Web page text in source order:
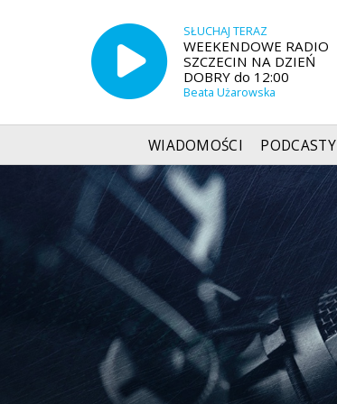
SŁUCHAJ TERAZ
WEEKENDOWE RADIO
SZCZECIN NA DZIEŃ
DOBRY do 12:00
Beata Użarowska
WIADOMOŚCI PODCASTY